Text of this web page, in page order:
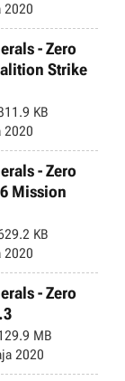
2020
- Zero
Strike
KB
2020
- Zero
Mission
KB
2020
- Zero
MB
2020